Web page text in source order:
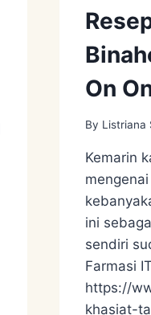
On
By Listriana
Kemarin
ini
sendiri
Farmasi
https://
khasiat-